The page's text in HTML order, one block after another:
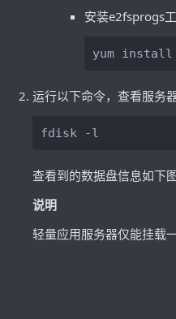
安装e2fsprogs工
yum install
运行以下命令，查看服务
fdisk -l
查看到的数据盘信息如下图
说明
轻量应用服务器仅能挂载